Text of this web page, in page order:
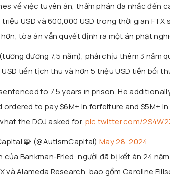
về việc tuyên án, thẩm phán đã nhắc đến
USD và 600,000 USD trong thời gian FTX
tòa án vẫn quyết định ra một án phạt
đương 7,5 năm), phải chịu thêm 3 năm
tiền tịch thu và hơn 5 triệu USD tiền bồi
sentenced to 7.5 years in prison. He
ordered to pay $6M+ in forfeiture and $5M+
the DOJ asked for. pic.twitter.com/
🧩 (@AutismCapital)May 28, 2024
của Bankman-Fried, người đã bị kết án 24
và Alameda Research, bao gồm Caroline